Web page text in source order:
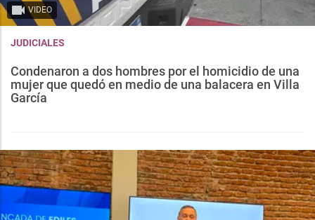
VIDEO
JUDICIALES
Condenaron a dos hombres por el homicidio de una
mujer que quedó en medio de una balacera en Villa
García